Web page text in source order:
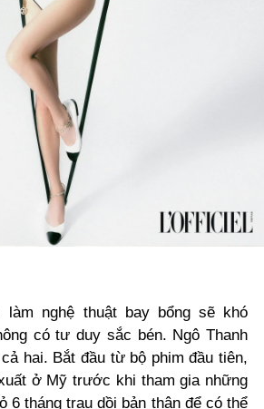
làm nghệ thuật bay bổng sẽ khó
có tư duy sắc bén. Ngô Thanh
hai. Bắt đầu từ bộ phim đầu tiên,
ở Mỹ trước khi tham gia những
6 tháng trau dồi bản thân để có thể